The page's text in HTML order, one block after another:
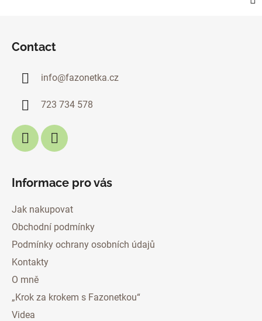
Contact
info@fazonetka.cz
723 734 578
Informace pro vás
Jak nakupovat
Obchodní podmínky
Podmínky ochrany osobních údajů
Kontakty
O mně
„Krok za krokem s Fazonetkou“
Videa